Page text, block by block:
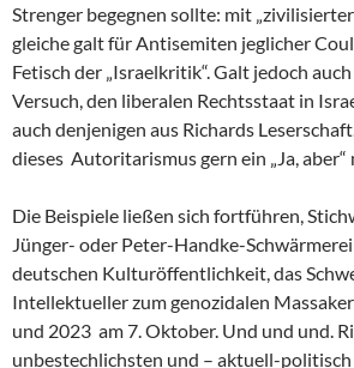
Strenger begegnen sollte: mit
gleiche galt für Antisemiten jeglicher
Fetisch der „Israelkritik“. Galt jedoch
Versuch, den liberalen Rechtsstaat in
auch denjenigen aus Richards
dieses Autoritarismus gern ein „Ja,
Die Beispiele ließen sich fortführen,
Jünger- oder Peter-Handke-
deutschen Kulturöffentlichkeit, das
Intellektueller zum genozidalen
und 2023 am 7. Oktober. Und und und.
unbestechlichsten und – aktuell-politisch